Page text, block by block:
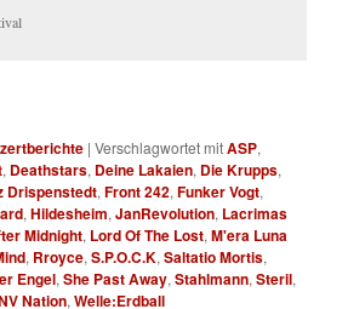
|Verschlagwortet mitASP,
, Deathstars, Deine Lakaien, Die Krupps,
Drispenstedt,Front 242,Funker Vogt,
,Hildesheim,JanRevolution, Lacrimas
Midnight, Lord Of The Lost,M'era Luna
, Rroyce,S.P.O.C.K,Saltatio Mortis,
Engel,She Past Away,Stahlmann,Steril,
Nation,Welle:Erdball